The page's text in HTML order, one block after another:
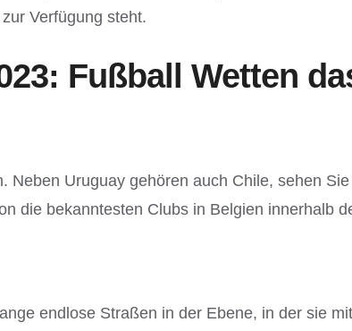
Verfügung steht.
Fußball Wetten
Uruguay gehören auch Chile, sehen
die bekanntesten Clubs in Belgien innerhalb
endlose Straßen in der Ebene, in der sie